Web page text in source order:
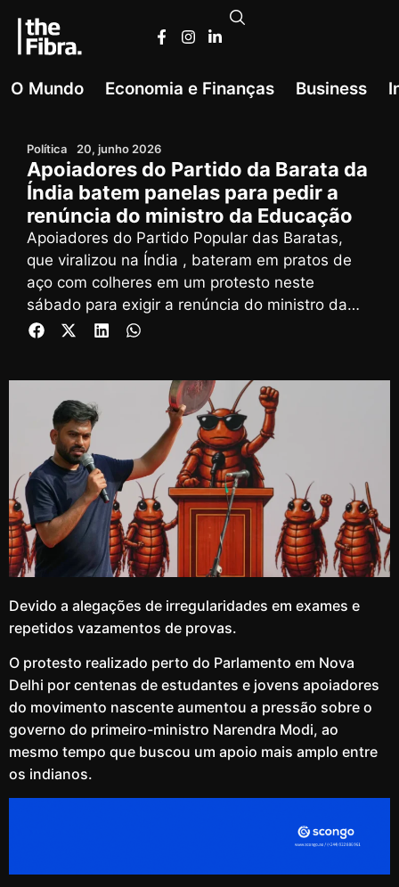
O Mundo Economia e Finanças Business
Política 20, junho 2026
Apoiadores do Partido da Barata da
Índia batem panelas para pedir a
renúncia do ministro da Educação
Apoiadores do Partido Popular das Baratas,
que viralizou na Índia , bateram em pratos de
aço com colheres em um protesto neste
sábado para exigir a renúncia do ministro da
Educação
Devido a alegações de irregularidades em exames e
repetidos vazamentos de provas.
O protesto realizado perto do Parlamento em Nova
Delhi por centenas de estudantes e jovens apoiadores
do movimento nascente aumentou a pressão sobre o
governo do primeiro-ministro Narendra Modi, ao
mesmo tempo que buscou um apoio mais amplo entre
os indianos.